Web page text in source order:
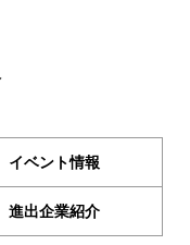
イベント情報
進出企業紹介